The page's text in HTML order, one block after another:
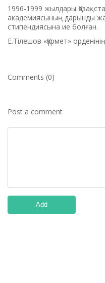
1996-1999 жылдары
академиясының дарынды
стипендиясына ие болған.
Е.Тілешов «Құрмет»
Comments (0)
Post a comment
Add